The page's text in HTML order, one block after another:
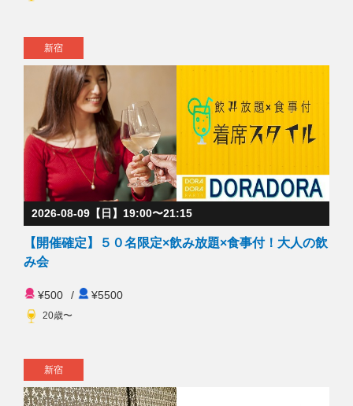
新宿
2026-08-09【日】19:00〜21:15
【開催確定】５０名限定×飲み放題×食事付！大人の飲
み会
¥500 / ¥5500
20歳〜
新宿